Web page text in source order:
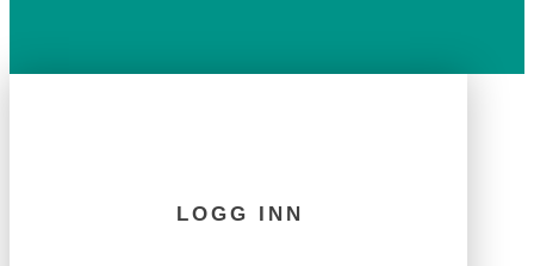
LOGG INN